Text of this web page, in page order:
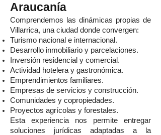
Araucanía
Comprendemos las dinámicas propias de
Villarrica, una ciudad donde convergen:
Turismo nacional e internacional.
Desarrollo inmobiliario y parcelaciones.
Inversión residencial y comercial.
Actividad hotelera y gastronómica.
Emprendimientos familiares.
Empresas de servicios y construcción.
Comunidades y copropiedades.
Proyectos agrícolas y forestales.
Esta experiencia nos permite entregar
soluciones jurídicas adaptadas a la